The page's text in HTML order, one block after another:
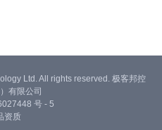
Ltd. All rights reserved. 极客邦控
有限公司
号 - 5
资质